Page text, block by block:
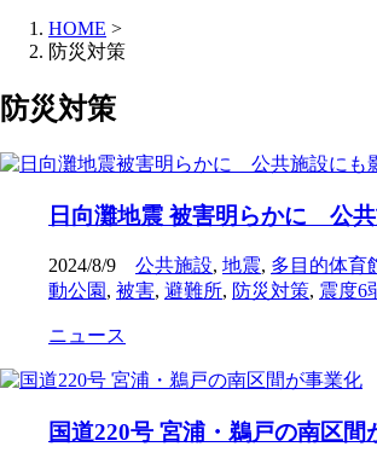
HOME >
防災対策
防災対策
日向灘地震 被害明らかに 公
2024/8/9 公共施設, 地震, 多目的体育
動公園 , 被害, 避難所, 防災対策, 震度6
ニュース
国道220号 宮浦・鵜戸の南区間